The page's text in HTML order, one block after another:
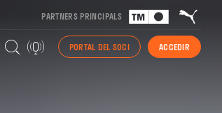
PARTNERS PRINCIPALS
PORTAL DEL SOCI ACCEDIR